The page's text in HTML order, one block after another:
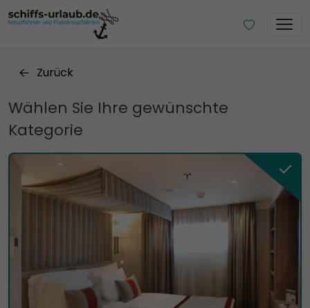
Zurück
Wählen Sie Ihre gewünschte
Kategorie